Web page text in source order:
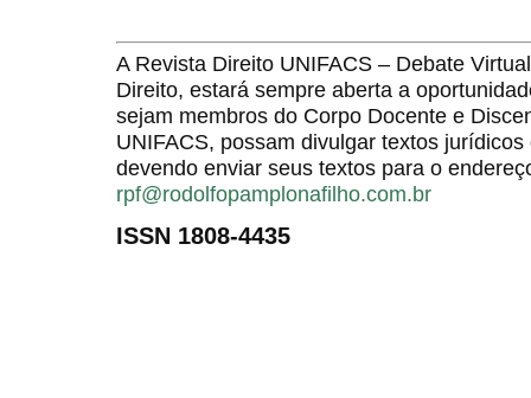
A Revista Direito UNIFACS – Debate
Direito, estará sempre aberta a
sejam membros do Corpo Docente e
UNIFACS, possam divulgar textos
devendo enviar seus textos para o
rpf@rodolfopamplonafilho.com.br
ISSN 1808-4435